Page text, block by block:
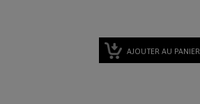
AJOUTER AU PANIER